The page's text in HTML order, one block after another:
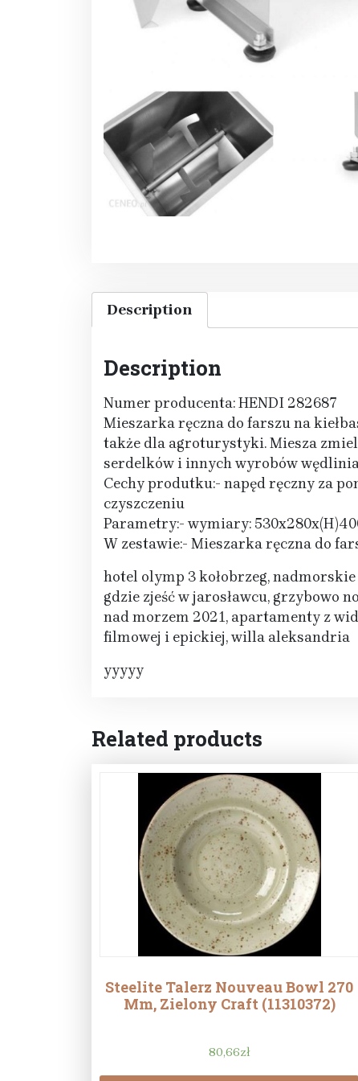
Description
Description
Numer producenta: HENDI 282687
Mieszarka ręczna do farszu na
także dla agroturystyki. Miesza
serdelków i innych wyrobów
Cechy produtku:- napęd ręczny za
czyszczeniu
Parametry:- wymiary:
W zestawie:- Mieszarka ręczna do
hotel olymp 3 kołobrzeg,
gdzie zjeść w jarosławcu,
nad morzem 2021, apartamenty z
filmowej i epickiej, willa aleksandria
yyyyy
Related products
Steelite Talerz Nouveau Bowl 270
Mm, Zielony Craft (11310372)
80,66zł